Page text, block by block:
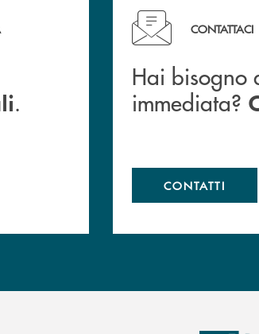
.
.
Hai bisogno di
CONTATTACI
Hai bisogno
immediata?
CONTATTI